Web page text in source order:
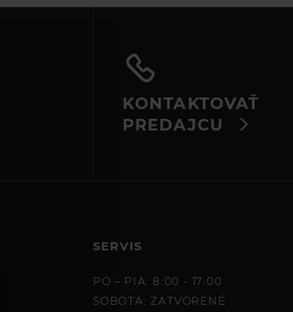
KONTAKTOVAŤ
PREDAJCU
SERVIS
PO – PIA: 8:00 - 17:00
SOBOTA: ZATVORENÉ